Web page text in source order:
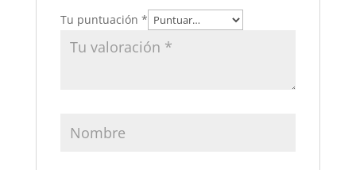
Tu puntuación *